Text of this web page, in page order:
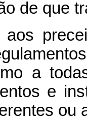
de que
aos
a
e
ou